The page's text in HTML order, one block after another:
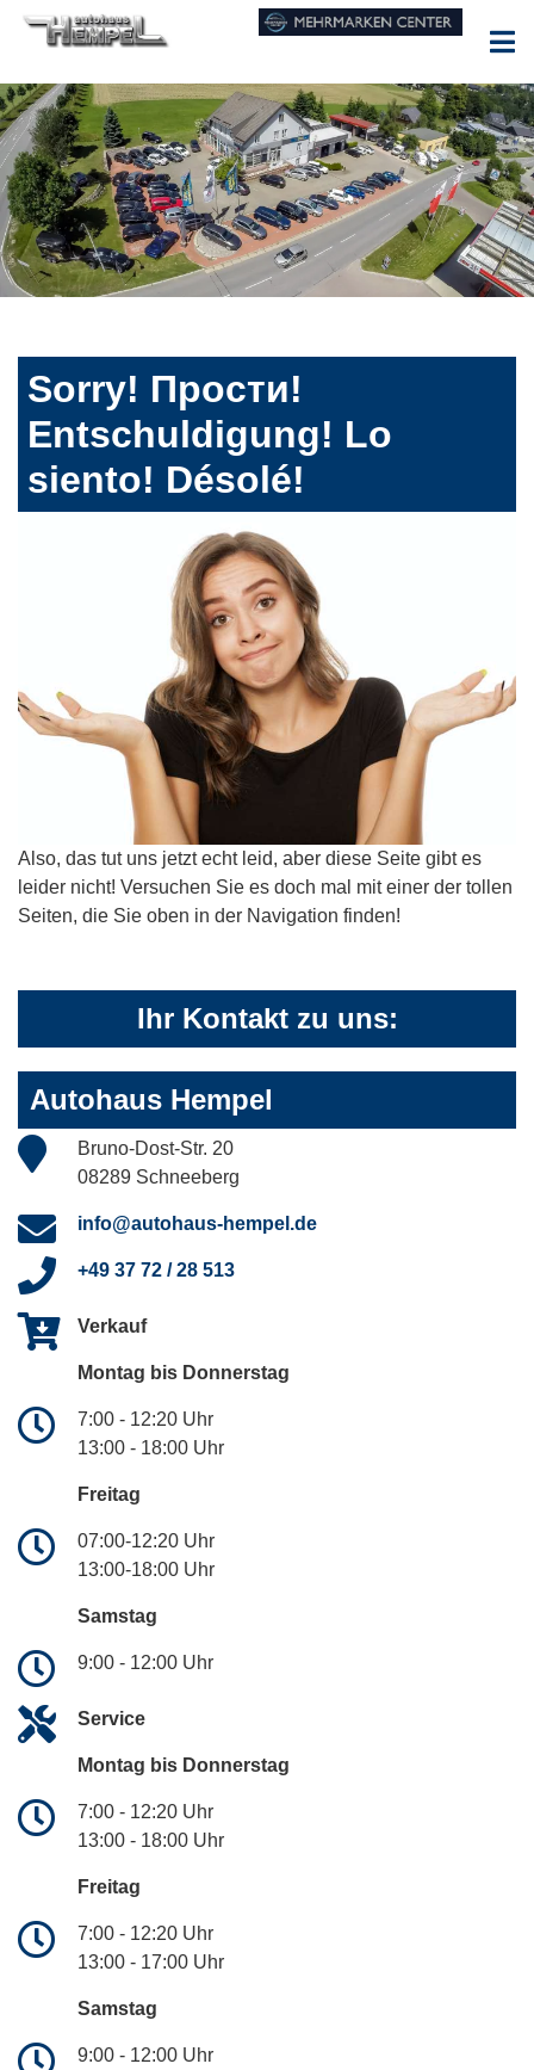
Sorry! Прости!
Entschuldigung! Lo
siento! Désolé!
Also, das tut uns jetzt echt leid, aber diese Seite gibt es
leider nicht! Versuchen Sie es doch mal mit einer der tollen
Seiten, die Sie oben in der Navigation finden!
Ihr Kontakt zu uns:
Autohaus Hempel
Bruno-Dost-Str. 20
08289 Schneeberg
info@autohaus-hempel.de
+49 37 72 / 28 513
Verkauf
Montag bis Donnerstag
7:00 - 12:20 Uhr
13:00 - 18:00 Uhr
Freitag
07:00-12:20 Uhr
13:00-18:00 Uhr
Samstag
9:00 - 12:00 Uhr
Service
Montag bis Donnerstag
7:00 - 12:20 Uhr
13:00 - 18:00 Uhr
Freitag
7:00 - 12:20 Uhr
13:00 - 17:00 Uhr
Samstag
9:00 - 12:00 Uhr